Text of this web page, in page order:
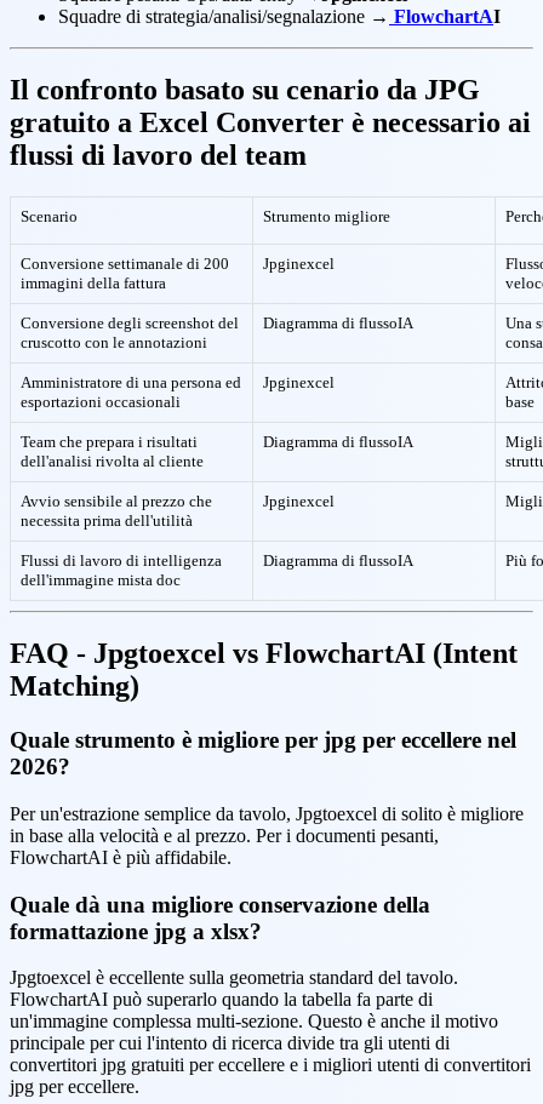
Squadre di strategia/analisi/segnalazione → FlowchartAI
Il confronto basato su cenario da JPG
gratuito a Excel Converter è necessario ai
flussi di lavoro del team
Scenario Strumento migliore
Conversione settimanale di 200
immagini della fattura
Jpginexcel
Conversione degli screenshot del
cruscotto con le annotazioni
Diagramma di flussoIA
Una
Amministratore di una persona ed
esportazioni occasionali
Jpginexcel
base
Team che prepara i risultati
dell'analisi rivolta al cliente
Diagramma di flussoIA
Avvio sensibile al prezzo che
necessita prima dell'utilità
Jpginexcel
Flussi di lavoro di intelligenza
dell'immagine mista doc
Diagramma di flussoIA Più
FAQ - Jpgtoexcel vs FlowchartAI (Intent
Matching)
Quale strumento è migliore per jpg per eccellere nel
2026?
Per un'estrazione semplice da tavolo, Jpgtoexcel di solito è migliore
in base alla velocità e al prezzo. Per i documenti pesanti,
FlowchartAI è più affidabile.
Quale dà una migliore conservazione della
formattazione jpg a xlsx?
Jpgtoexcel è eccellente sulla geometria standard del tavolo.
FlowchartAI può superarlo quando la tabella fa parte di
un'immagine complessa multi-sezione. Questo è anche il motivo
principale per cui l'intento di ricerca divide tra gli utenti di
convertitori jpg gratuiti per eccellere e i migliori utenti di convertitori
jpg per eccellere.